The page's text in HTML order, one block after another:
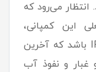
می‌رود که
فعلی این کمپانی،
Xiaomi 12s Ultra دارای گواهی IP68 باشد که آخرین
غبار و نفوذ آب